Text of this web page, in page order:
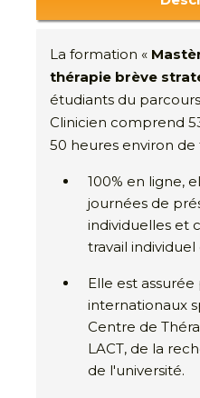
La formation «
thérapie brève
étudiants du
Clinicien comprend
50 heures environ de
100% en ligne,
journées de
individuelles et
travail
Elle est
internationaux
Centre de
LACT, de la
de l'université.